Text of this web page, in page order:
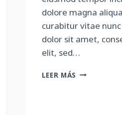
dolore magna
curabitur vitae
dolor sit amet,
elit, sed…
LEER MÁS SKILLS